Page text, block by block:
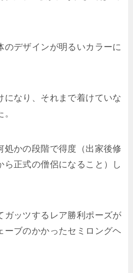
のデザインが明るいカラーに
なり、それまで着けていな
処かの段階で得度（出家後修
正式の僧侶になること）し
ガッツするレア勝利ポーズが
ーブのかかったセミロングヘ